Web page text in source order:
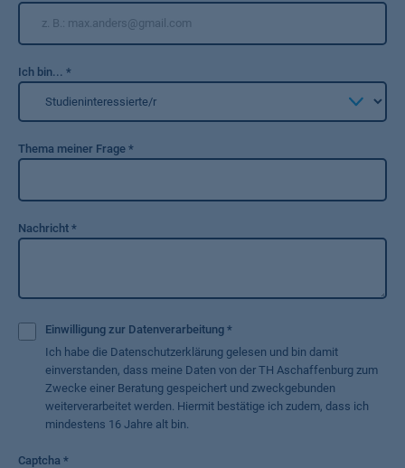
Ich bin... *
Thema meiner Frage *
Nachricht *
Einwilligung zur Datenverarbeitung *
Ich habe die Datenschutzerklärung gelesen und bin damit
einverstanden, dass meine Daten von der TH Aschaffenburg zum
Zwecke einer Beratung gespeichert und zweckgebunden
weiterverarbeitet werden. Hiermit bestätige ich zudem, dass ich
mindestens 16 Jahre alt bin.
Captcha *